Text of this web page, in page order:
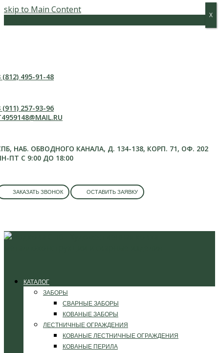
skip to Main Content
(812) 495-91-48
(911) 257-93-96
НАБ. ОБВОДНОГО КАНАЛА, Д. 134-138, КОРП. 71, ОФ. 202
ПТ С 9:00 ДО 18:00
ЗАКАЗАТЬ ЗВОНОК ОСТАВИТЬ ЗАЯВКУ
КАТАЛОГ
ЗАБОРЫ
СВАРНЫЕ ЗАБОРЫ
КОВАНЫЕ ЗАБОРЫ
ЛЕСТНИЧНЫЕ ОГРАЖДЕНИЯ
КОВАНЫЕ ЛЕСТНИЧНЫЕ ОГРАЖДЕНИЯ
КОВАНЫЕ ПЕРИЛА
Х
Х